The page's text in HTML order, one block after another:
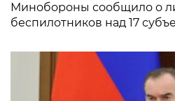
Минобороны сообщило о
беспилотников над 17